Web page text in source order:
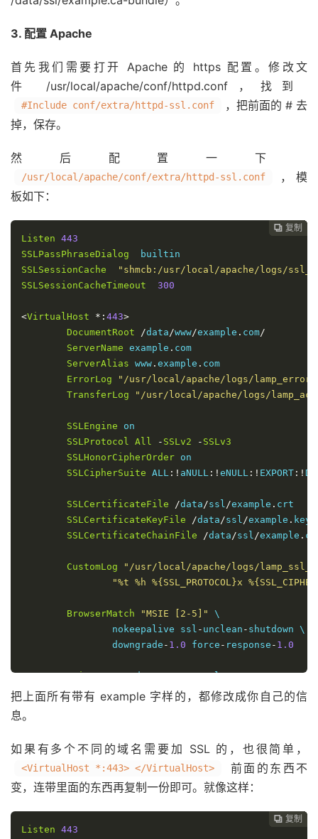
3. 配置 Apache
首先我们需要打开 Apache 的 https 配置。修改文
件 /usr/local/apache/conf/httpd.conf，找到
#Include conf/extra/httpd-ssl.conf
，把前面的 # 去
掉，保存。
然后配置一下
/usr/local/apache/conf/extra/httpd-ssl.conf
，模
板如下：
 复制
 复制
 复制
 复制
 复制
 复制
 复制
 复制
 复制
Listen 443
SSLPassPhraseDialog
SSLSessionCache
"shmcb:/usr/local/apache/logs/
SSLSessionCacheTimeout
300
<VirtualHost *: 443>
DocumentRoot
/data/www/example . com/
ServerName example . com
ServerAlias www . example . com
ErrorLog
"/usr/local/apache/logs/
TransferLog
"/usr/local/apache/logs/
SSLEngine on
SSLProtocol All - SSLv2 - SSLv3
SSLHonorCipherOrder on
SSLCipherSuite ALL :! aNULL :! eNULL :! EXPORT :!
SSLCertificateFile /data/ssl/example . crt
SSLCertificateKeyFile
/data/ssl/example . key
SSLCertificateChainFile
/data/ssl/example . ca
CustomLog
"/usr/local/apache/logs/
"%t %h %{SSL_PROTOCOL}x
BrowserMatch "MSIE [2-5]"
\
		nokeepalive ssl
- unclean - shutdown \
		downgrade
- 1.0 force - response - 1.0
<Directory /data/www/example.com/>
Options -Indexes +FollowSymLinks
</VirtualHost>
把上面所有带有 example 字样的，都修改成你自己的信
息。
如果有多个不同的域名需要加 SSL 的，也很简单，
<VirtualHost *:443> </VirtualHost>
前面的东西不
变，连带里面的东西再复制一份即可。就像这样：
 复制
 复制
 复制
 复制
 复制
 复制
 复制
 复制
Listen 443